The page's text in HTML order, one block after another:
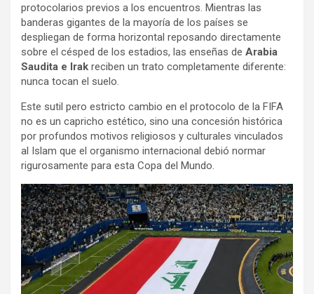
protocolarios previos a los encuentros. Mientras las
banderas gigantes de la mayoría de los países se
despliegan de forma horizontal reposando directamente
sobre el césped de los estadios, las enseñas de Arabia
Saudita e Irak reciben un trato completamente diferente:
nunca tocan el suelo.
Este sutil pero estricto cambio en el protocolo de la FIFA
no es un capricho estético, sino una concesión histórica
por profundos motivos religiosos y culturales vinculados
al Islam que el organismo internacional debió normar
rigurosamente para esta Copa del Mundo.